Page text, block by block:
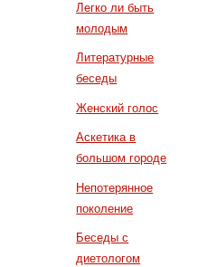
Легко ли быть
молодым
Литературные
беседы
Женский голос
Аскетика в
большом городе
Непотерянное
поколение
Беседы с
диетологом